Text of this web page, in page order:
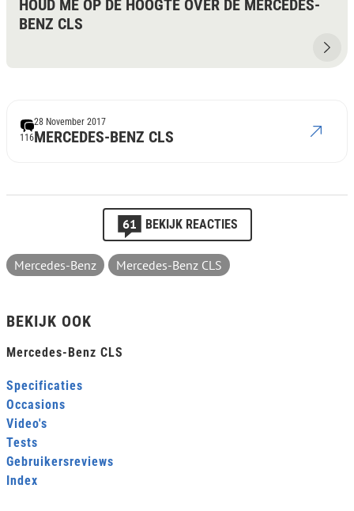
HOUD ME OP DE HOOGTE OVER DE MERCEDES-
BENZ CLS
116MERCEDES-BENZ CLS
28 November 2017
61 BEKIJK REACTIES
Mercedes-Benz Mercedes-Benz CLS
BEKIJK OOK
Mercedes-Benz CLS
Specificaties
Occasions
Video's
Tests
Gebruikersreviews
Index